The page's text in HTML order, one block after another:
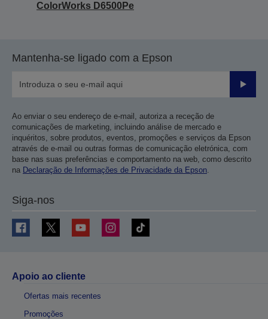
ColorWorks D6500Pe
Mantenha-se ligado com a Epson
Enviar
Ao enviar o seu endereço de e-mail, autoriza a receção de
comunicações de marketing, incluindo análise de mercado e
inquéritos, sobre produtos, eventos, promoções e serviços da Epson
através de e-mail ou outras formas de comunicação eletrónica, com
base nas suas preferências e comportamento na web, como descrito
na Declaração de Informações de Privacidade da Epson.
Siga-nos
Apoio ao cliente
Ofertas mais recentes
Promoções